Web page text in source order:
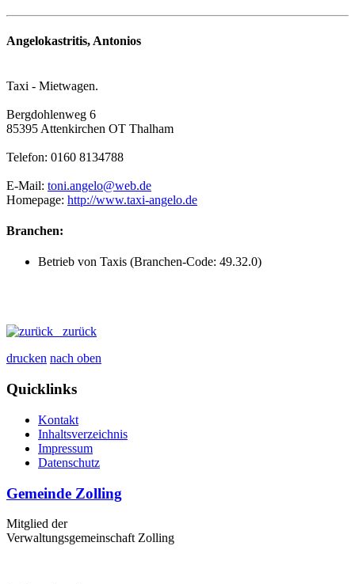
Angelokastritis, Antonios
Taxi - Mietwagen.
Bergdohlenweg 6
85395 Attenkirchen OT Thalham
Telefon: 0160 8134788
E-Mail: toni.angelo@web.de
Homepage: http://www.taxi-angelo.de
Branchen:
Betrieb von Taxis (Branchen-Code: 49.32.0)
zurück
drucken nach oben
Quicklinks
Kontakt
Inhaltsverzeichnis
Impressum
Datenschutz
Gemeinde Zolling
Mitglied der
Verwaltungsgemeinschaft Zolling